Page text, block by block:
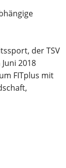
der TSV
2018
FITplus mit